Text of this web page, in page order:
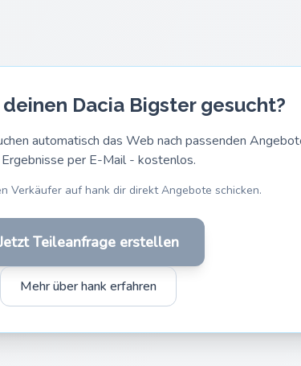
Dacia Bigster gesucht?
automatisch das Web nach passenden
per E-Mail - kostenlos.
Verkäufer auf hank dir direkt Angebote schicken.
Teileanfrage erstellen
Mehr über hank erfahren